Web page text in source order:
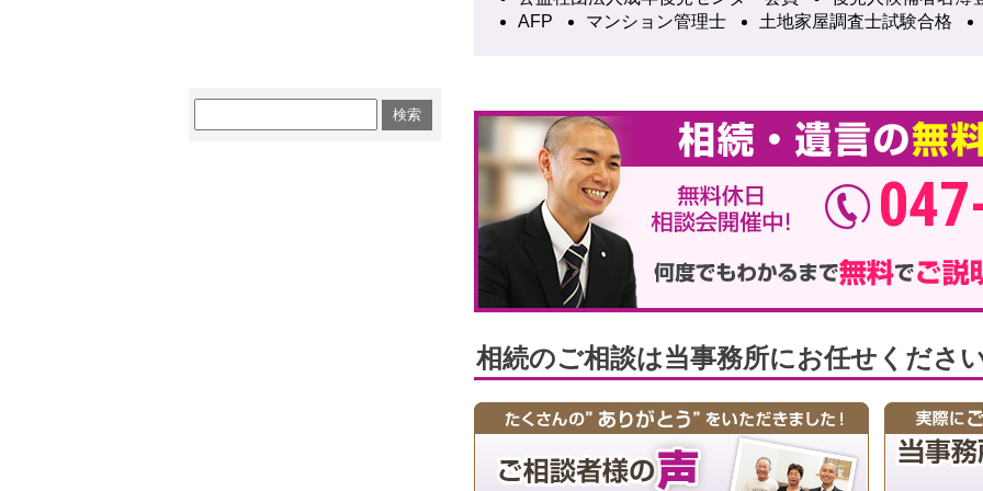
AFP
マンション管理士 土地家屋調査士試験合格
相続のご相談は当事務所にお任せくださ